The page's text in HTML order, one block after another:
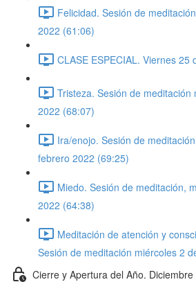
Felicidad. Sesión de
2022 (61:06)
CLASE ESPECIAL. Viernes
Tristeza. Sesión de
2022 (68:07)
Ira/enojo. Sesión de
febrero 2022 (69:25)
Miedo. Sesión de meditación,
2022 (64:38)
Meditación de atención y
Sesión de meditación miércoles 2
Cierre y Apertura del Año.